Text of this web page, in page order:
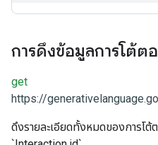
การดึงข้อมูลการโต้ต
get
https://
ดึงรายละเอียดทั้งหมดของการโต้